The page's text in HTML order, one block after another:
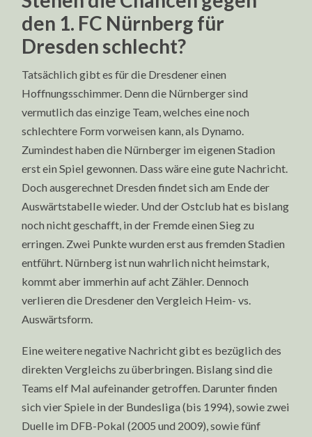
den 1. FC Nürnberg für
Dresden schlecht?
Tatsächlich gibt es für die Dresdener einen
Hoffnungsschimmer. Denn die Nürnberger sind
vermutlich das einzige Team, welches eine noch
schlechtere Form vorweisen kann, als Dynamo.
Zumindest haben die Nürnberger im eigenen Stadion
erst ein Spiel gewonnen. Dass wäre eine gute Nachricht.
Doch ausgerechnet Dresden findet sich am Ende der
Auswärtstabelle wieder. Und der Ostclub hat es bislang
noch nicht geschafft, in der Fremde einen Sieg zu
erringen. Zwei Punkte wurden erst aus fremden Stadien
entführt. Nürnberg ist nun wahrlich nicht heimstark,
kommt aber immerhin auf acht Zähler. Dennoch
verlieren die Dresdener den Vergleich Heim- vs.
Auswärtsform.
Eine weitere negative Nachricht gibt es bezüglich des
direkten Vergleichs zu überbringen. Bislang sind die
Teams elf Mal aufeinander getroffen. Darunter finden
sich vier Spiele in der Bundesliga (bis 1994), sowie zwei
Duelle im DFB-Pokal (2005 und 2009), sowie fünf